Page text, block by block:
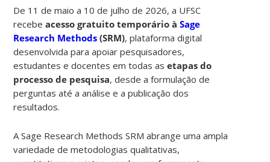
De 11 de maio a 10 de julho de 2026, a UFSC
recebeacesso gratuito temporário àSage
Research Methods (SRM), plataforma digital
desenvolvida para apoiar pesquisadores,
estudantes e docentes em todas asetapas do
processo de pesquisa, desde a formulação de
perguntas até a análise e a publicação dos
resultados.
A Sage Research Methods SRM abrange uma ampla
variedade de metodologias qualitativas,